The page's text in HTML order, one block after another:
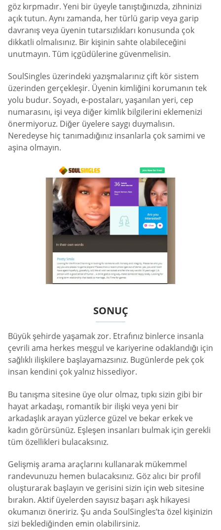
göz kırpmadır. Yeni bir üyeyle tanıştığınızda, zihninizi
açık tutun. Aynı zamanda, her türlü garip veya garip
davranış veya üyenin tutarsızlıkları konusunda çok
dikkatli olmalısınız. Bir kişinin sahte olabileceğini
unutmayın. Tüm içgüdülerine güvenmelisin.
SoulSingles üzerindeki yazışmalarınız çift kör sistem
üzerinden gerçekleşir. Üyenin kimliğini korumanın tek
yolu budur. Soyadı, e-postaları, yaşanılan yeri, cep
numarasını, işi veya diğer kimlik bilgilerini eklemenizi
önermiyoruz. Diğer üyelere saygı duymalısın.
Neredeyse hiç tanımadığınız insanlarla çok samimi ve
aşina olmayın.
SONUÇ
Büyük şehirde yaşamak zor. Etrafınız binlerce insanla
çevrili ama herkes meşgul ve kariyerine odaklandığı için
sağlıklı ilişkilere başlayamazsınız. Bugünlerde pek çok
insan kendini çok yalnız hissediyor.
Bu tanışma sitesine üye olur olmaz, tıpkı sizin gibi bir
hayat arkadaşı, romantik bir ilişki veya yeni bir
arkadaşlık arayan yüzlerce güzel ve bekar erkek ve
kadın görürsünüz. Eşleşen insanları bulmak için gerekli
tüm özellikleri bulacaksınız.
Gelişmiş arama araçlarını kullanarak mükemmel
randevunuzu hemen bulacaksınız. Göz alıcı bir profil
oluşturarak başlayın ve gerisini sizin için web sitesine
bırakın. Aktif üyelerden sayısız başarı aşk hikayesi
okumanızı öneririz. Şu anda SoulSingles’ta özel kişinizin
sizi beklediğinden emin olabilirsiniz.